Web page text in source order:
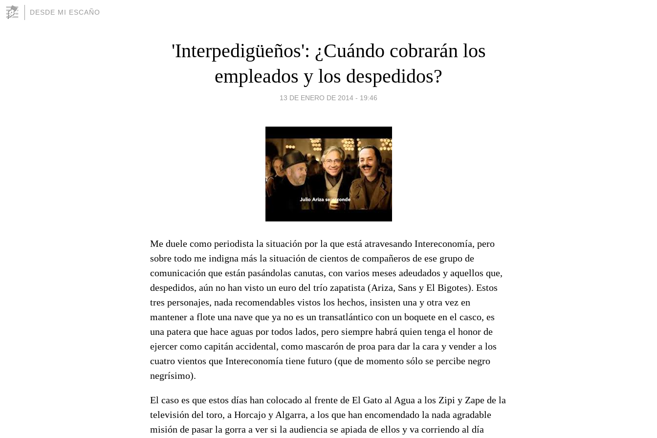
DESDE MI ESCAÑO
'Interpedigüeños': ¿Cuándo cobrarán los
empleados y los despedidos?
13 DE ENERO DE 2014 - 19:46
Me duele como periodista la situación por la que está atravesando Intereconomía, pero
sobre todo me indigna más la situación de cientos de compañeros de ese grupo de
comunicación que están pasándolas canutas, con varios meses adeudados y aquellos que,
despedidos, aún no han visto un euro del trío zapatista (Ariza, Sans y El Bigotes). Estos
tres personajes, nada recomendables vistos los hechos, insisten una y otra vez en
mantener a flote una nave que ya no es un transatlántico con un boquete en el casco, es
una patera que hace aguas por todos lados, pero siempre habrá quien tenga el honor de
ejercer como capitán accidental, como mascarón de proa para dar la cara y vender a los
cuatro vientos que Intereconomía tiene futuro (que de momento sólo se percibe negro
negrísimo).
El caso es que estos días han colocado al frente de El Gato al Agua a los Zipi y Zape de la
televisión del toro, a Horcajo y Algarra, a los que han encomendado la nada agradable
misión de pasar la gorra a ver si la audiencia se apiada de ellos y va corriendo al día